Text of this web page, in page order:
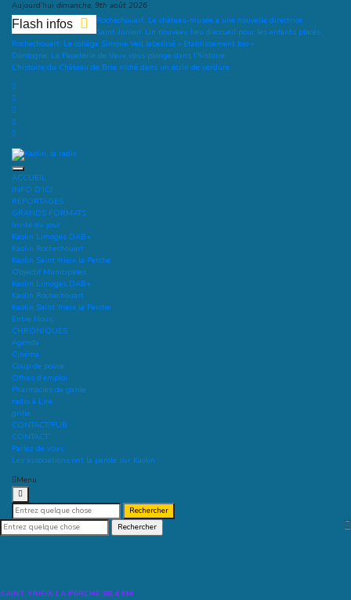
Aller
contenu
Aujourd’hui dimanche, 9th août 2026
Flash infos
Rochechouart: Le château-musée a une nouvelle directrice
Saint-Junien: Un nouveau lieu d’accueil pour les enfants placés
Rochechouart: Le collège Simone Veil labellisé « Etablissement bio »
Dordogne: La Papeterie de Vaux vous plonge dans l’histoire
L’histoire du Château de Brie niché dans un écrin de verdure
Ecoutez-vous
ACCUEIL
INFO D’ICI
REPORTAGES
GRANDS FORMATS
Invité du jour
Kaolin Limoges DAB+
Kaolin Rochechouart
Kaolin Saint Yrieix la Perche
Objectif Municipales
Kaolin Limoges DAB+
Kaolin Rochechouart
Kaolin Saint Yrieix la Perche
Entre Nous
CHRONIQUES
Agenda
Cinéma
Coup de pouce
Offres d’emploi
Pharmacies de garde
radio à Lire
grille
CONTACT/PUB
CONTACT
Parlez de vous
Les associations ont la parole sur Kaolin
Menu
Recherche
pour :
Recherche
pour :
SAINT YRIEIX LA PERCHE 88.4 FM